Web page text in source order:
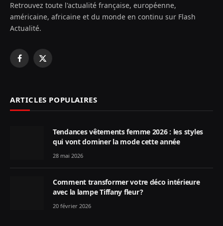
Retrouvez toute l'actualité française, européenne,
américaine, africaine et du monde en continu sur Flash
Actualité.
Facebook
X
ARTICLES POPULAIRES
Tendances vêtements femme 2026 : les styles
qui vont dominer la mode cette année
28 mai 2026
Comment transformer votre déco intérieure
avec la lampe Tiffany fleur ?
20 février 2026